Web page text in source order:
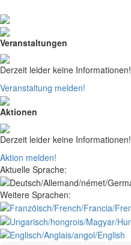
Veranstaltungen
Derzeit leider keine Informationen!
Veranstaltung melden!
Aktionen
Derzeit leider keine Informationen!
Aktion melden!
Aktuelle Sprache:
Weitere Sprachen: